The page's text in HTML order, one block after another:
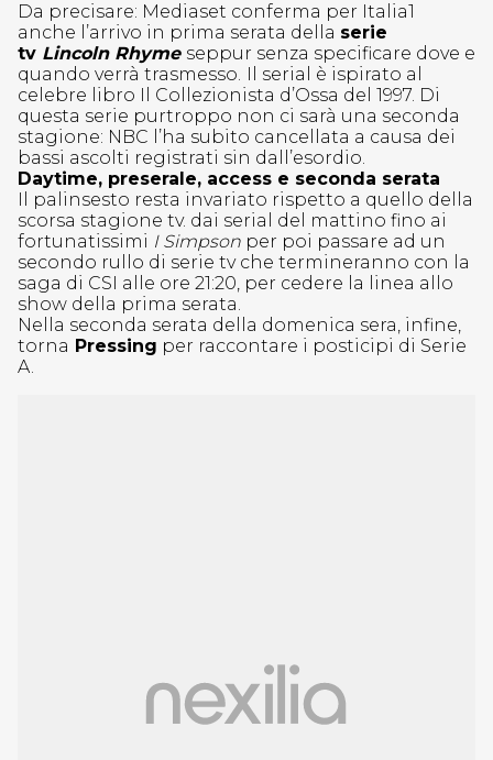
Da precisare: Mediaset conferma per Italia1
anche l’arrivo in prima serata della serie
tv Lincoln Rhyme seppur senza specificare dove e
quando verrà trasmesso. Il serial è ispirato al
celebre libro Il Collezionista d’Ossa del 1997. Di
questa serie purtroppo non ci sarà una seconda
stagione: NBC l’ha subito cancellata a causa dei
bassi ascolti registrati sin dall’esordio.
Daytime, preserale, access e seconda serata
Il palinsesto resta invariato rispetto a quello della
scorsa stagione tv. dai serial del mattino fino ai
fortunatissimi I Simpson per poi passare ad un
secondo rullo di serie tv che termineranno con la
saga di CSI alle ore 21:20, per cedere la linea allo
show della prima serata.
Nella seconda serata della domenica sera, infine,
torna Pressing per raccontare i posticipi di Serie
A.